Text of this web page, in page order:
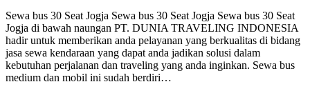
Sewa bus 30 Seat Jogja Sewa bus 30 Seat Jogja Sewa bus 30 Seat
Jogja di bawah naungan PT. DUNIA TRAVELING INDONESIA
hadir untuk memberikan anda pelayanan yang berkualitas di bidang
jasa sewa kendaraan yang dapat anda jadikan solusi dalam
kebutuhan perjalanan dan traveling yang anda inginkan. Sewa bus
medium dan mobil ini sudah berdiri…